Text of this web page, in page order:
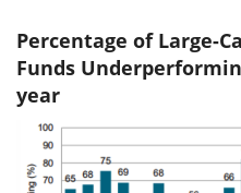
Percentage of Large-
Funds
year